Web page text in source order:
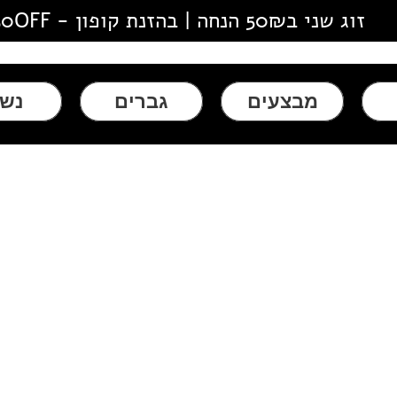
זוג שני ב50₪ הנחה | בהזנת קופון - 50OFF
מבצעים גברים